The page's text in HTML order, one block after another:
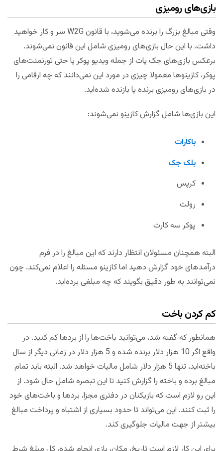
بازی‌های رومیزی
وقتی مبالغ بزرگ را برنده می‌شوید، با قانون W2G سر و کار خواهید
داشت. با این حال بازی‌های رومیزی شامل این قانون نمی‌شوند.
برعکس بازی‌های جک پات از جمله ویدیو پوکر یا حتی تورنمنت‌های
پوکر، کازینوها معمولا چیزی در مورد این نمی‌دانند که چه ارقامی را
در بازی‌های رومیزی برنده یا بازنده شده‌اید.
این بازی‌ها شامل گزارش کازینو نمی‌شوند:
باکارات
بلک جک
کرپس
رولت
پوکر سه کارت
البته همچنان مسئولان انتظار دارند که این مبالغ را در فرم
درآمدهای خود گزارش دهید اما کازینو مسئله را اعلام نمی‌کند. چون
نمی‌توانند به طور دقیق بگویند که چه مبلغی برده‌اید.
کم کردن باخت
همانطور که گفته شد، می‌توانید باخت‌ها را از بردها کم کنید. در
واقع اگر 10 هزار دلار برنده شده و 5 هزار دلار در زمانی دیگر از سال
باخته‌اید، تنها 5 هزار دلار شامل مالیات خواهد شد. البته باید تمام
مبالغ برده و باخته را گزارش کنید تا این تبصره شامل حال شود. از
این رو لازم است که بازیکنان در دفتری مجزا، بردها و باخت‌های خود
را ثبت کنند. این می‌تواند تا حدود بسیاری از اشتباه و پرداخت مبالغ
بیشتر از جهت مالیات جلوگیری کند.